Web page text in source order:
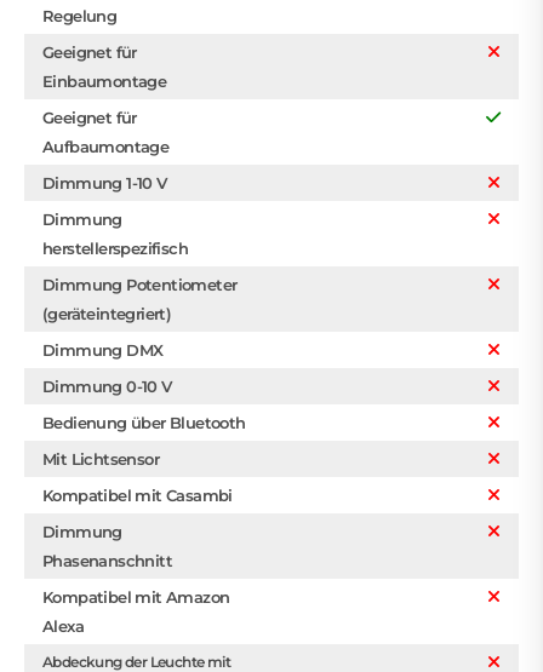
Regelung
Geeignet für
Einbaumontage
Geeignet für
Aufbaumontage
Dimmung 1-10 V
Dimmung
herstellerspezifisch
Dimmung Potentiometer
(geräteintegriert)
Dimmung DMX
Dimmung 0-10 V
Bedienung über Bluetooth
Mit Lichtsensor
Kompatibel mit Casambi
Dimmung
Phasenanschnitt
Kompatibel mit Amazon
Alexa
Abdeckung der Leuchte mit